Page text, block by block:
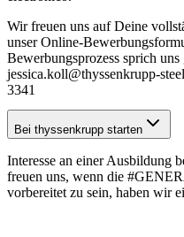
Wir freuen uns auf Deine
unser Online-
Bewerbungsprozess sprich
jessica.koll@thyssenkrupp-
3341
Bei thyssenkrupp starten
Interesse an einer Ausbildung
freuen uns, wenn die
vorbereitet zu sein, haben wir